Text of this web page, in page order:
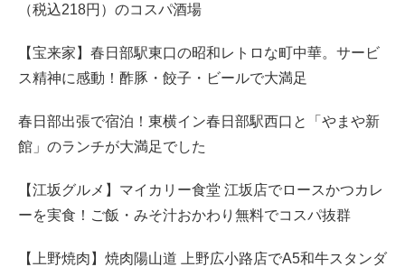
（税込218円）のコスパ酒場
【宝来家】春日部駅東口の昭和レトロな町中華。サービ
ス精神に感動！酢豚・餃子・ビールで大満足
春日部出張で宿泊！東横イン春日部駅西口と「やまや新
館」のランチが大満足でした
【江坂グルメ】マイカリー食堂 江坂店でロースかつカレ
ーを実食！ご飯・みそ汁おかわり無料でコスパ抜群
【上野焼肉】焼肉陽山道 上野広小路店でA5和牛スタンダ